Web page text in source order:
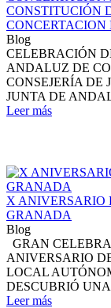
CONSTITUCIÓN
CONCERTACION
Blog
CELEBRACIÓN
ANDALUZ DE
CONSEJERÍA DE
JUNTA DE
Leer más
X ANIVERSARIO
GRANADA
Blog
GRAN
ANIVERSARIO
LOCAL
DESCUBRIÓ
Leer más